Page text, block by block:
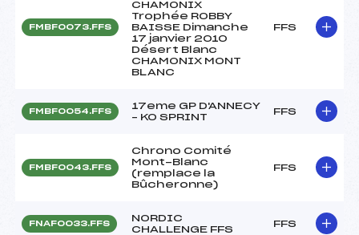
FMBF0073.FFS
CHAMONIX
Trophée ROBBY
BAISSE Dimanche
17 janvier 2010
Désert Blanc
CHAMONIX MONT
BLANC
FFS
FMBF0054.FFS
17eme GP D'ANNECY
– KO SPRINT
FFS
FMBF0043.FFS
Chrono Comité
Mont-Blanc
(remplace la
Bûcheronne)
FFS
FNAF0033.FFS
NORDIC
CHALLENGE FFS
FFS